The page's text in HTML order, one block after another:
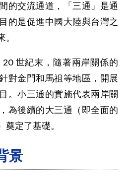
的交流通道，「三通」是通
的是促進中國大陸與台灣之
世紀末，隨著兩岸關係的
對金門和馬祖等地區，開展
。小三通的實施代表兩岸關
為後續的大三通（即全面的
定了基礎。
景